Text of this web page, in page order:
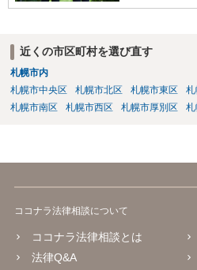
近くの市区町村を選び直す
札幌市内
札幌市中央区
札幌市北区 札幌市東区
札幌市南区
札幌市西区 札幌市厚別区
ココナラ法律相談について
ココナラ法律相談とは
法律Q&A